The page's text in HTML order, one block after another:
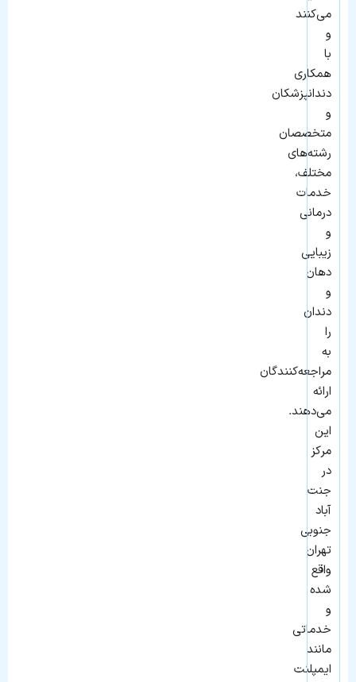
می‌کنند
و
با
همکاری
دندانپزشکان
و
متخصصان
رشته‌های
مختلف،
خدمات
درمانی
و
زیبایی
دهان
و
دندان
را
به
مراجعه‌کنندگان
ارائه
می‌دهند.
این
مرکز
در
جنت‌
آباد
جنوبی
تهران
واقع
شده
و
خدماتی
مانند
ایمپلنت